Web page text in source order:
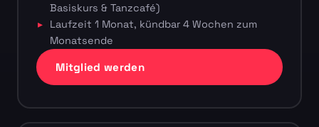
Basiskurs & Tanzcafé)
Laufzeit 1 Monat, kündbar 4 Wochen zum
Monatsende
Mitglied werden